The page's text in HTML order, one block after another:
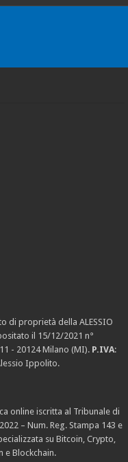
di proprietà della ALESSIO
il 15/12/2021 n°
- 20124 Milano (MI). P.IVA:
Ippolito.
online iscritta al Tribunale di
– Num. Reg. Stampa 143 e
su Bitcoin, Crypto,
e Blockchain.